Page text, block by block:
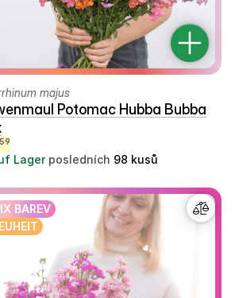
majus
Potomac Hubba Bubba
59
Lager posledních 98 kusů
BAREV